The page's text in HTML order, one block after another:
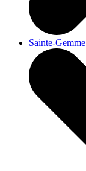
Sainte-Gemme